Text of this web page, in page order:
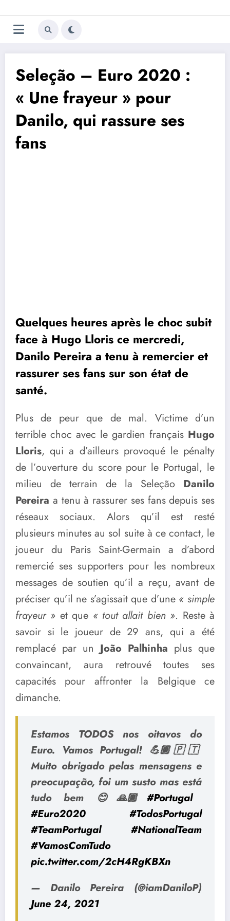
au
contenu
Trivela
L'actualité du football
Seleção – Euro 2020 :
« Une frayeur » pour
Danilo, qui rassure ses
fans
Quelques heures après le choc subit
face à Hugo Lloris ce mercredi,
Danilo Pereira a tenu à remercier et
rassurer ses fans sur son état de
santé.
Plus de peur que de mal. Victime d’un
terrible choc avec le gardien français Hugo
Lloris, qui a d’ailleurs provoqué le pénalty
de l’ouverture du score pour le Portugal, le
milieu de terrain de la Seleção Danilo
Pereira a tenu à rassurer ses fans depuis ses
réseaux sociaux. Alors qu’il est resté
plusieurs minutes au sol suite à ce contact, le
joueur du Paris Saint-Germain a d’abord
remercié ses supporters pour les nombreux
messages de soutien qu’il a reçu, avant de
préciser qu’il ne s’agissait que d’une « simple
frayeur » et que « tout allait bien ». Reste à
savoir si le joueur de 29 ans, qui a été
remplacé par unJoão Palhinha plus que
convaincant, aura retrouvé toutes ses
capacités pour affronter la Belgique ce
dimanche.
Estamos TODOS nos oitavos do
Euro. Vamos Portugal! 💪🏿🇵🇹
Muito obrigado pelas mensagens e
preocupação, foi um susto mas está
tudo bem 😊🙏🏿 #Portugal
#Euro2020
#TodosPortugal
#TeamPortugal
#NationalTeam
#VamosComTudo
pic.twitter.com/2cH4RgKBXn
— Danilo Pereira (@iamDaniloP)
June 24, 2021